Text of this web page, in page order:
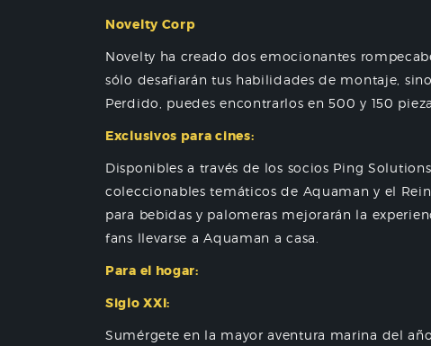
Novelty Corp
Novelty ha creado dos emocionantes
sólo desafiarán tus habilidades de montaje,
Perdido, puedes encontrarlos en 500 y 150
Exclusivos para cines:
Disponibles a través de los socios Ping
coleccionables temáticos de Aquaman y el
para bebidas y palomeras mejorarán la
fans llevarse a Aquaman a casa.
Para el hogar:
Siglo XXI:
Sumérgete en la mayor aventura marina del